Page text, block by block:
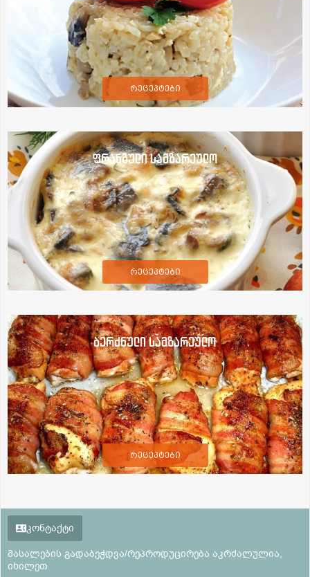
რეცეპტები
ფრანგული სამზარეულო
რეცეპტები
ბერძნული სამზარეულო
რეცეპტები
კონტაქტი
მასალების გადაბეჭდვა/რეპროდუცირება აკრძალულია,
იხილეთ